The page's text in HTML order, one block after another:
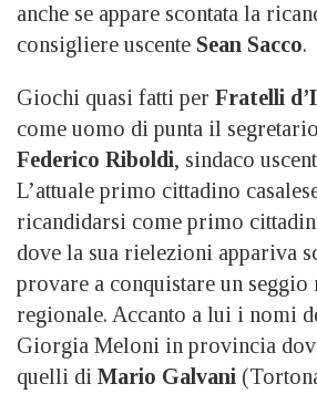
anche se appare scontata la
consigliere uscente Sean Sacco.
Giochi quasi fatti per Fratelli
come uomo di punta il
Federico Riboldi, sindaco
L’attuale primo cittadino
ricandidarsi come primo
dove la sua rielezioni appariva
provare a conquistare un
regionale. Accanto a lui i nomi
Giorgia Meloni in provincia
quelli di Mario Galvani